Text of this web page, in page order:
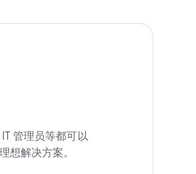
管理员等都可以
想解决方案。